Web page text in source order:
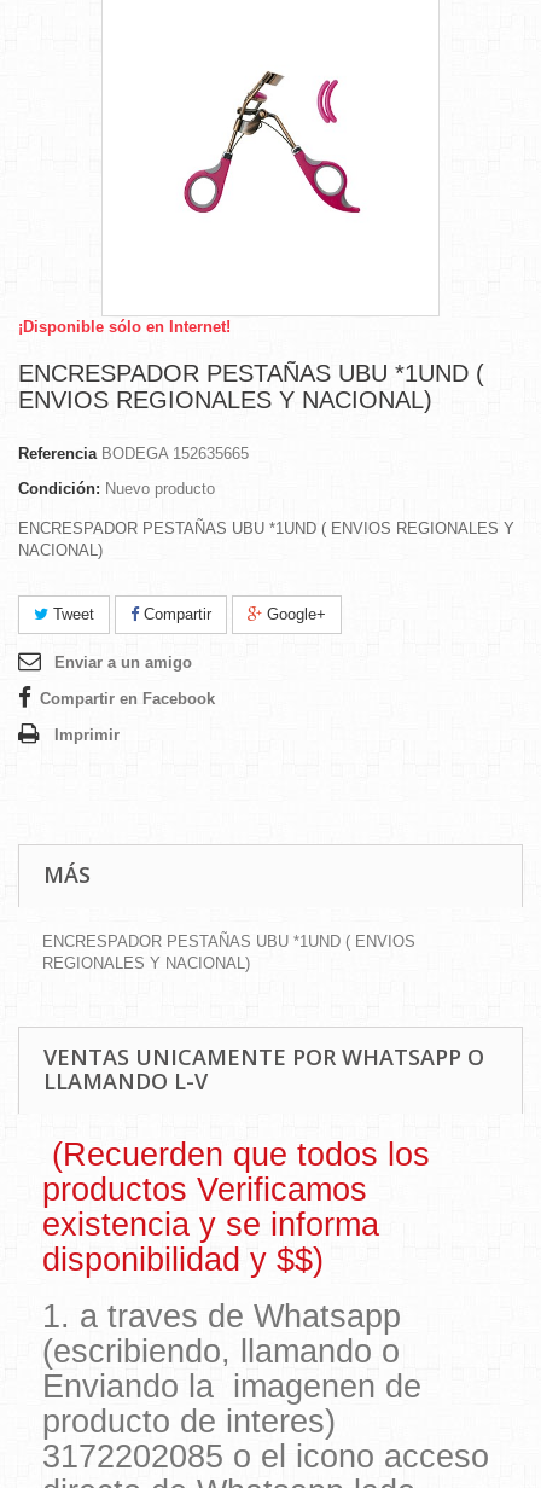
¡Disponible sólo en Internet!
ENCRESPADOR PESTAÑAS UBU *1UND (
ENVIOS REGIONALES Y NACIONAL)
Referencia BODEGA 152635665
Condición: Nuevo producto
ENCRESPADOR PESTAÑAS UBU *1UND ( ENVIOS REGIONALES Y
NACIONAL)
Tweet Compartir Google+
Enviar a un amigo
Compartir en Facebook
Imprimir
MÁS
ENCRESPADOR PESTAÑAS UBU *1UND ( ENVIOS
REGIONALES Y NACIONAL)
VENTAS UNICAMENTE POR WHATSAPP O
LLAMANDO L-V
(Recuerden que todos los
productos Verificamos
existencia y se informa
disponibilidad y $$)
1. a traves de Whatsapp
(escribiendo, llamando o
Enviando la imagenen de
producto de interes)
3172202085 o el icono acceso